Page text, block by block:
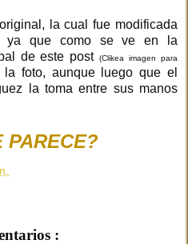
la cual fue modificada
ya que como se ve en la
de este post(Clikea imagen para
foto, aunque luego que el
la toma entre sus manos
PARECE?
: